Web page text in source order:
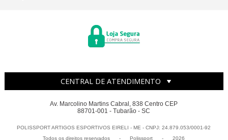
CENTRAL DE ATENDIMENTO
Av. Marcolino Martins Cabral, 838 Centro CEP
88701-001 - Tubarão - SC
POLISSPORT ARTIGOS ESPORTIVOS EIRELI - ME - CNPJ: 24.879.053/0001-92
Todos os direitos reservados
- Polissport - 2026